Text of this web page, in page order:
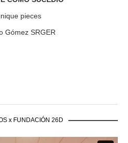
pieces
Gómez SRGER
x FUNDACIÓN 26D